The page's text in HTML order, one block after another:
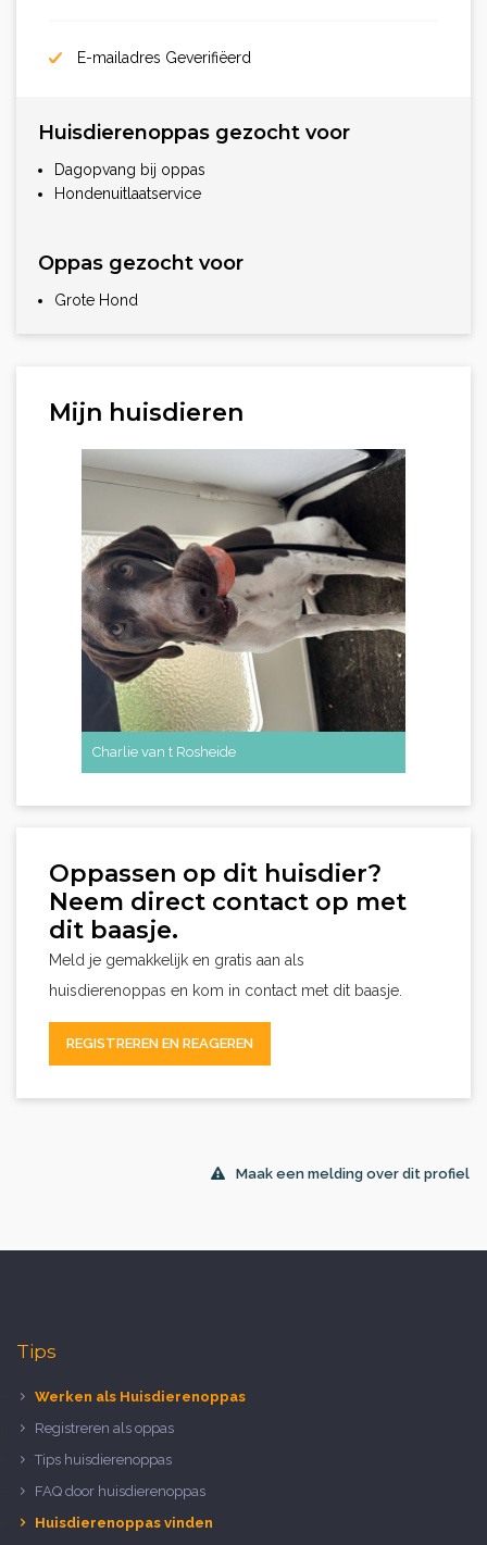
E-mailadres Geverifiëerd
Huisdierenoppas gezocht voor
Dagopvang bij oppas
Hondenuitlaatservice
Oppas gezocht voor
Grote Hond
Mijn huisdieren
Charlie van t Rosheide
Oppassen op dit huisdier?
Neem direct contact op met
dit baasje.
Meld je gemakkelijk en gratis aan als
huisdierenoppas en kom in contact met dit baasje.
REGISTREREN EN REAGEREN
Maak een melding over dit profiel
Tips
Werken als Huisdierenoppas
Registreren als oppas
Tips huisdierenoppas
FAQ door huisdierenoppas
Huisdierenoppas vinden